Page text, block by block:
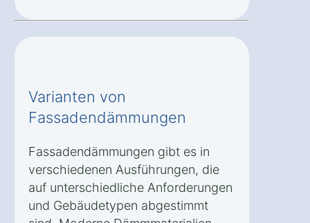
Varianten von
Fassadendämmungen
Fassadendämmungen gibt es in
verschiedenen Ausführungen, die
auf unterschiedliche Anforderungen
und Gebäudetypen abgestimmt